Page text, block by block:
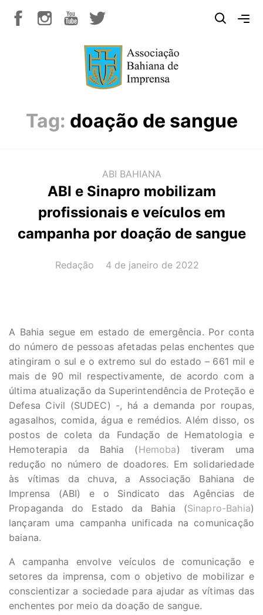
Tag: doação de sangue
ABI BAHIANA
ABI e Sinapro mobilizam
profissionais e veículos em
campanha por doação de sangue
AUTOR(A):
Redação DATA:
4 de janeiro de 2022
A Bahia segue em estado de emergência. Por conta
do número de pessoas afetadas pelas enchentes que
atingiram o sul e o extremo sul do estado – 661 mil e
mais de 90 mil respectivamente, de acordo com a
última atualização da Superintendência de Proteção e
Defesa Civil (SUDEC) -, há a demanda por roupas,
agasalhos, comida, água e remédios. Além disso, os
postos de coleta da Fundação de Hematologia e
Hemoterapia da Bahia (Hemoba) tiveram uma
redução no número de doadores. Em solidariedade
às vítimas da chuva, a Associação Bahiana de
Imprensa (ABI) e o Sindicato das Agências de
Propaganda do Estado da Bahia (Sinapro-Bahia)
lançaram uma campanha unificada na comunicação
baiana.
A campanha envolve veículos de comunicação e
setores da imprensa, com o objetivo de mobilizar e
conscientizar a sociedade para ajudar as vítimas das
enchentes por meio da doação de sangue.